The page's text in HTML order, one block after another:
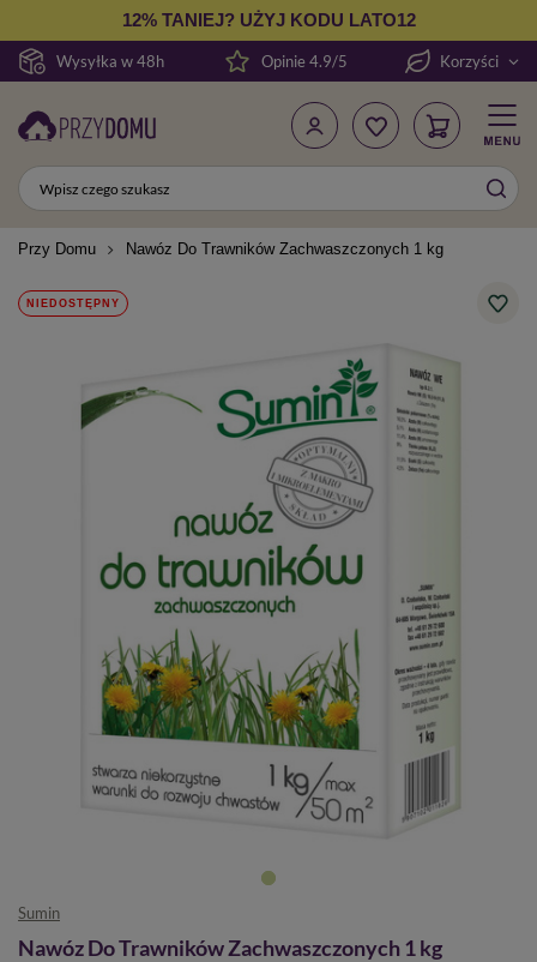
Wysyłka w 48h
12% TANIEJ? UŻYJ KODU LATO12
Opinie 4.9/5 Korzyści
Przy Domu Nawóz Do Trawników Zachwaszczonych 1 kg
NIEDOSTĘPNY
Sumin
Nawóz Do Trawników Zachwaszczonych 1 kg